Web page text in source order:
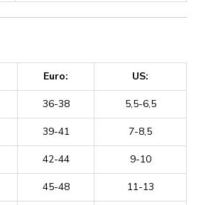
Euro: US:
36-38 5,5-6,5
39-41 7-8,5
42-44 9-10
45-48 11-13